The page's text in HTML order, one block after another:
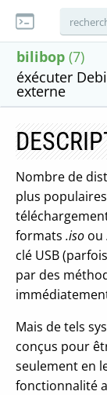
bilibop (7)
éxécuter
externe
Nombre de
plus
formats .iso ou
clé USB
par des
Mais de tels
conçus pour
seulement en
fonctionnalité